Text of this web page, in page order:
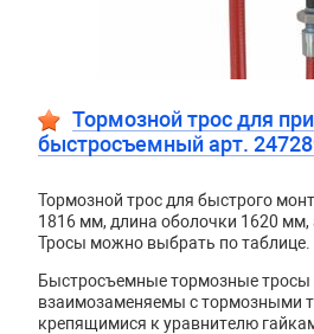
Тормозной трос для
быстросъемный арт.
Тормозной трос для быстрого
1816 мм, длина оболочки 1620 мм,
Тросы можно выбрать по таблице.
Быстросъемные тормозные тросы
взаимозаменяемы с тормозными
крепящимися к уравнителю